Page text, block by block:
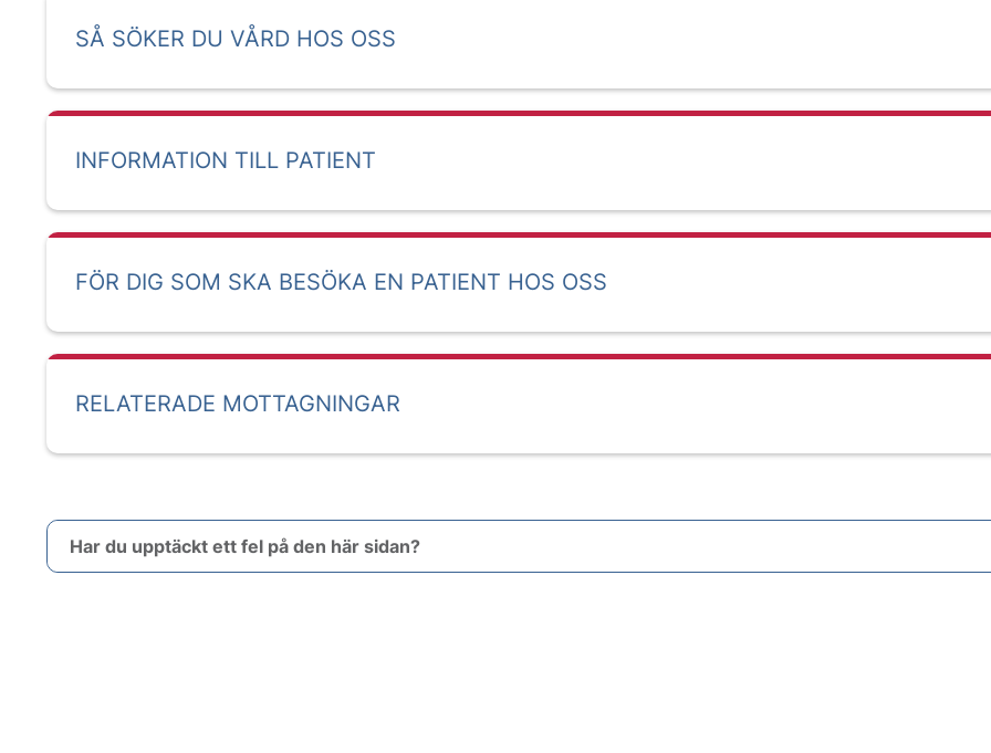
SÅ SÖKER DU VÅRD HOS OSS
INFORMATION TILL PATIENT
FÖR DIG SOM SKA BESÖKA EN PATIENT HOS OSS
RELATERADE MOTTAGNINGAR
Har du upptäckt ett fel på den här sidan?